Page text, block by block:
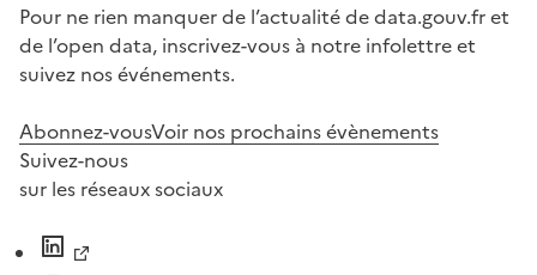
Pour ne rien manquer de l’actualité de data.gouv.fr et
de l’open data, inscrivez-vous à notre infolettre et
suivez nos événements.
Abonnez-vousVoir nos prochains évènements
Suivez-nous
sur les réseaux sociaux